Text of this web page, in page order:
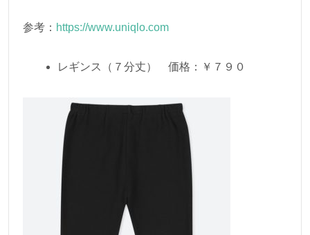
参考： https://www.uniqlo.com
レギンス（７分丈） 価格：￥７９０